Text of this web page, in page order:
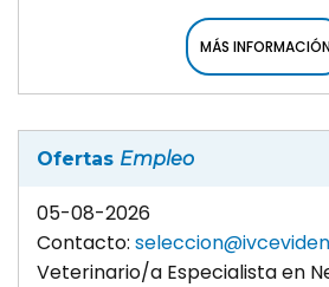
MÁS
Ofertas Empleo
05-08-2026
Contacto:
Veterinario/a Especialista en